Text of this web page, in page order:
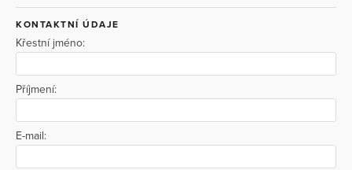
absolventy centra v dalším studiu na jiných školách.
Vzdělání je investicí, která jim pomůže žít lepší život.
Darujte vzdělání, darujte budoucnost.
KONTAKTNÍ ÚDAJE
Křestní jméno:
Příjmení:
E-mail: